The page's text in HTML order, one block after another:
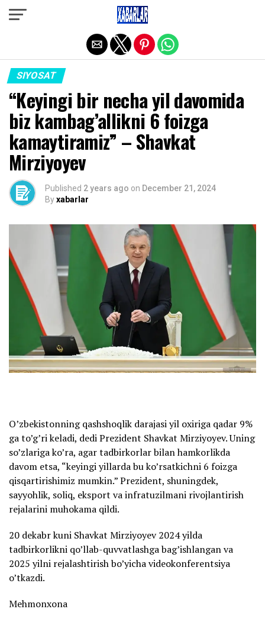
SIYOSAT
“Keyingi bir necha yil davomida
biz kambag’allikni 6 foizga
kamaytiramiz” – Shavkat
Mirziyoyev
Published 2 years ago on December 21, 2024
Byxabarlar
O’zbekistonning qashshoqlik darajasi yil oxiriga qadar 9%
ga to’g’ri keladi, dedi Prezident Shavkat Mirziyoyev. Uning
so’zlariga ko’ra, agar tadbirkorlar bilan hamkorlikda
davom etsa, “keyingi yillarda bu ko’rsatkichni 6 foizga
qisqartirishimiz mumkin.” Prezident, shuningdek,
sayyohlik, soliq, eksport va infratuzilmani rivojlantirish
rejalarini muhokama qildi.
20 dekabr kuni Shavkat Mirziyoyev 2024 yilda
tadbirkorlikni qo’llab-quvvatlashga bag’ishlangan va
2025 yilni rejalashtirish bo’yicha videokonferentsiya
o’tkazdi.
Mehmonxona
Exit mobile version